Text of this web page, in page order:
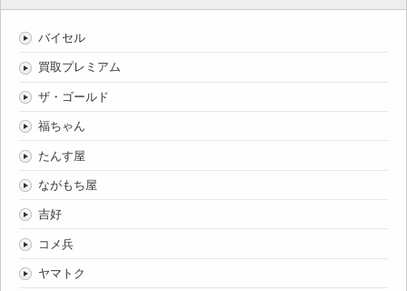
バイセル
買取プレミアム
ザ・ゴールド
福ちゃん
たんす屋
ながもち屋
吉好
コメ兵
ヤマトク